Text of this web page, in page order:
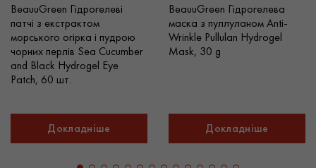
BeauuGreen Гідрогелеві
патчі з екстрактом
морського огірка і пудрою
чорних перлів Sea Cucumber
and Black Hydrogel Eye
Patch, 60 шт.
Докладніше
BeauuGreen Гідрогелева
маска з пуллуланом Anti-
Wrinkle Pullulan Hydrogel
Mask, 30 g
Докладніше